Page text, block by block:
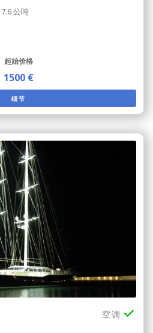
7.6 公吨
起始价格
1500 €
细节
空调